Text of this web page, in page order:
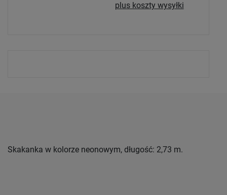
plus koszty wysyłki
Skakanka w kolorze neonowym, długość: 2,73 m.